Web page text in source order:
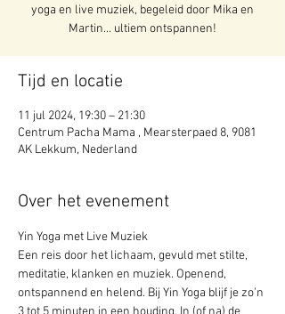
yoga en live muziek, begeleid door Mika en
Martin... ultiem ontspannen!
Tijd en locatie
11 jul 2024, 19:30 – 21:30
Centrum Pacha Mama , Mearsterpaed 8, 9081
AK Lekkum, Nederland
Over het evenement
Yin Yoga met Live Muziek
Een reis door het lichaam, gevuld met stilte,
meditatie, klanken en muziek. Openend,
ontspannend en helend. Bij Yin Yoga blijf je zo'n